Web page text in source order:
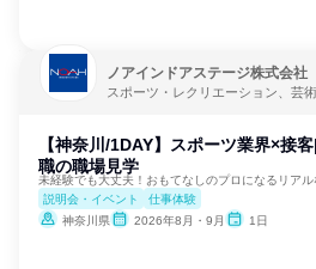
ノアインドアステージ株式会社
スポーツ・レクリエーション、芸
【神奈川/1DAY】スポーツ業界×接
職の職場見学
未経験でも大丈夫！おもてなしのプロになるリア
説明会・イベント
仕事体験
神奈川県
2026年8月・9月 1日